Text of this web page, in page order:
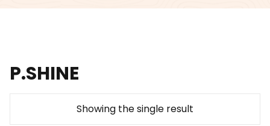
P.SHINE
Showing the single result